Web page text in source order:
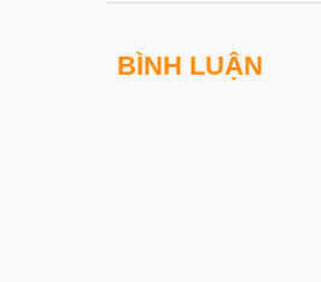
BÌNH LUẬN